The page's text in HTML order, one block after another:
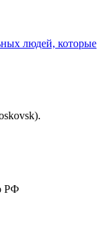
людей, которые
.
РФ